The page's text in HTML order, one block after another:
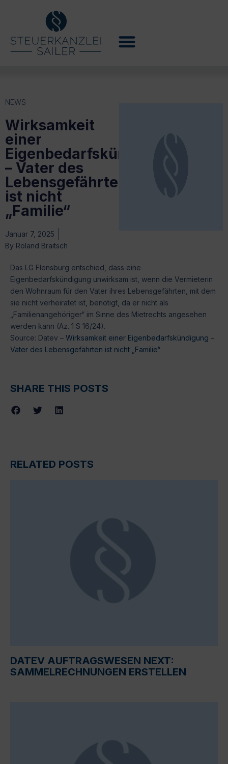
NEWS
Wirksamkeit
einer
Eigenbedarfskündigung
– Vater des
Lebensgefährten
ist nicht
„Familie“
Januar 7, 2025
By Roland Braitsch
Das LG Flensburg entschied, dass eine
Eigenbedarfskündigung unwirksam ist, wenn die Vermieterin
den Wohnraum für den Vater ihres Lebensgefährten, mit dem
sie nicht verheiratet ist, benötigt, da er nicht als
„Familienangehöriger“ im Sinne des Mietrechts angesehen
werden kann (Az. 1 S 16/24).
Source: Datev – Wirksamkeit einer Eigenbedarfskündigung –
Vater des Lebensgefährten ist nicht „Familie“
SHARE THIS POSTS
RELATED POSTS
DATEV AUFTRAGSWESEN NEXT:
SAMMELRECHNUNGEN ERSTELLEN